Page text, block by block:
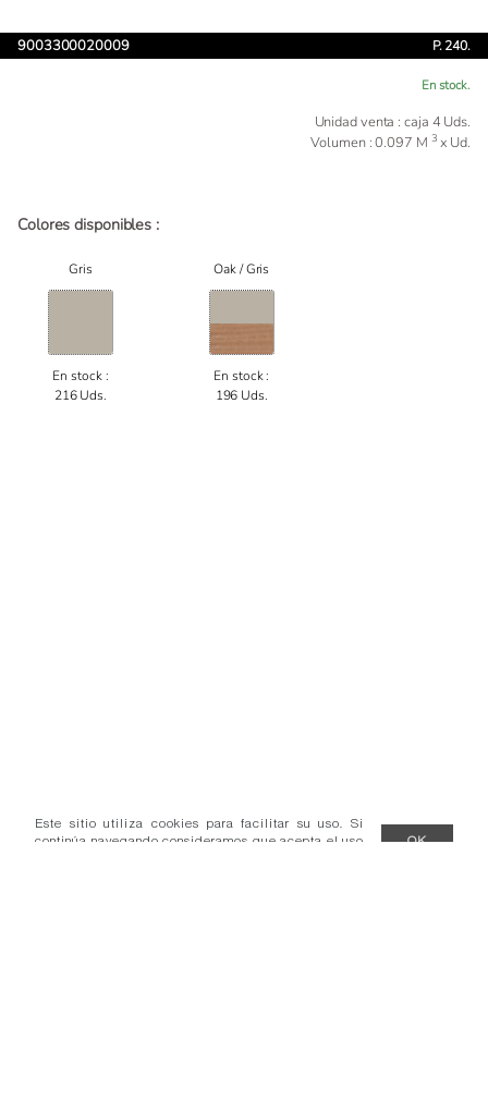
Más información
9003300020009 P. 240.
En stock.
Unidad venta : caja 4 Uds.
Volumen : 0.097 M 3 x Ud.
Colores disponibles :
Gris
En stock :
216 Uds.
Oak / Gris
En stock :
196 Uds.